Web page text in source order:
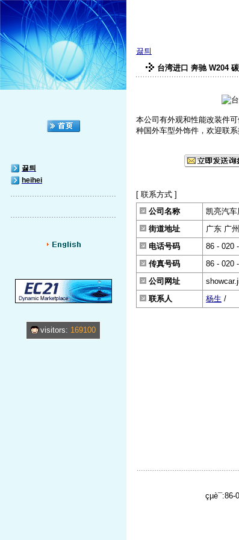
끓틔
heihei
visitors: 169100
끓틔
台湾进口 奔驰 W204
本公司有外观和性能改装件
种国外车型外饰件，欢迎联
[ 联系方式 ]
公司名称
凯亮汽车
街道地址
广东 广
电话号码
86 - 020
传真号码
86 - 020
公司网址
联系人
杨生 /